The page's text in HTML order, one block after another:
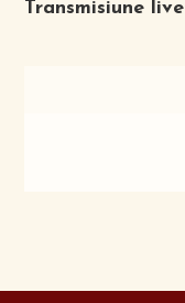
Transmisiune live